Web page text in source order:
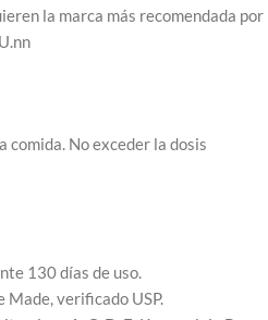
la marca más recomendada por
comida. No exceder la dosis
130 días de uso.
Made, verificado USP.